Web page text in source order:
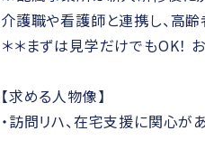
介護職や看護師と連携し、高齢
＊＊まずは見学だけでもOK！
【求める人物像】
・訪問リハ、在宅支援に関心が